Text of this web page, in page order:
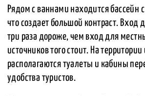
Рядом с ваннами находится бассейн
что создает большой контраст. Вход
три раза дороже, чем вход для
источников того стоит. На
располагаются туалеты и кабины
удобства туристов.